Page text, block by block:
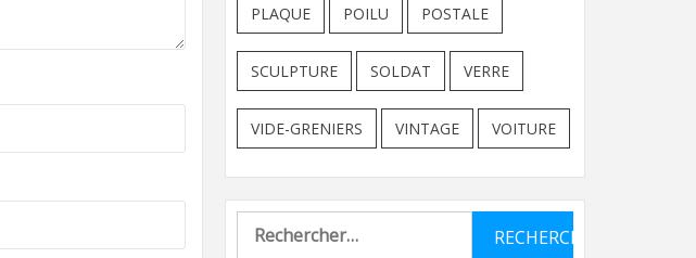
PLAQUE POILU POSTALE
SCULPTURE SOLDAT VERRE
VIDE-GRENIERS VINTAGE VOITURE
Rechercher :